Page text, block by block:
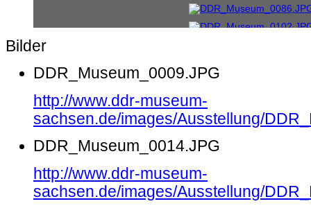
Bilder
DDR_Museum_0009.JPG
http://www.ddr-museum-
sachsen.de/images/Ausstellung/
DDR_Museum_0014.JPG
http://www.ddr-museum-
sachsen.de/images/Ausstellung/